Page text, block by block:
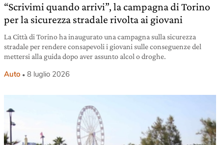
“Scrivimi quando arrivi”, la campagna di Torino
per la sicurezza stradale rivolta ai giovani
La Città di Torino ha inaugurato una campagna sulla sicurezza
stradale per rendere consapevoli i giovani sulle conseguenze del
mettersi alla guida dopo aver assunto alcol o droghe.
Auto 8 luglio 2026